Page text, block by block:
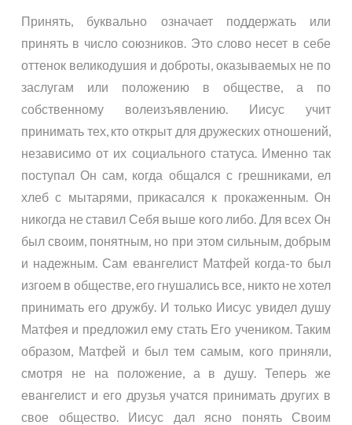
Принять, буквально означает поддержать или
принять в число союзников. Это слово несет в себе
оттенок великодушия и доброты, оказываемых не по
заслугам или положению в обществе, а по
собственному волеизъявлению. Иисус учит
принимать тех, кто открыт для дружеских отношений,
независимо от их социального статуса. Именно так
поступал Он сам, когда общался с грешниками, ел
хлеб с мытарями, прикасался к прокаженным. Он
никогда не ставил Себя выше кого либо. Для всех Он
был своим, понятным, но при этом сильным, добрым
и надежным. Сам евангелист Матфей когда-то был
изгоем в обществе, его гнушались все, никто не хотел
принимать его дружбу. И только Иисус увидел душу
Матфея и предложил ему стать Его учеником. Таким
образом, Матфей и был тем самым, кого приняли,
смотря не на положение, а в душу. Теперь же
евангелист и его друзья учатся принимать других в
свое общество. Иисус дал ясно понять Своим